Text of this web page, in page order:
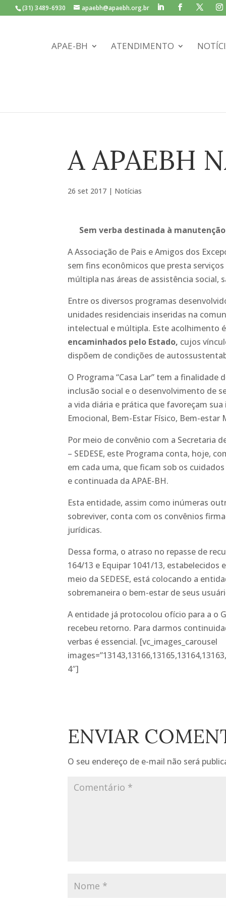
(31) 3489-6930 apaebh@apaebh.org.br
APAE-BH ATENDIMENTO
A APAEBH
26 set 2017 | Notícias
Sem verba destinada à
A Associação de Pais e Amigos dos
sem fins econômicos que presta
múltipla nas áreas de assistência social,
Entre os diversos programas
unidades residenciais inseridas na
intelectual e múltipla. Este acolhimento
encaminhados pelo Estado, cujos
dispõem de condições de
O Programa “Casa Lar” tem a
inclusão social e o desenvolvimento de
a vida diária e prática que favoreçam
Emocional, Bem-Estar Físico, Bem-estar
Por meio de convênio com a Secretaria
– SEDESE, este Programa conta, hoje,
em cada uma, que ficam sob os
e continuada da APAE-BH.
Esta entidade, assim como inúmeras
sobreviver, conta com os convênios
jurídicas.
Dessa forma, o atraso no repasse de
164/13 e Equipar 1041/13, estabelecidos
meio da SEDESE, está colocando a
sobremaneira o bem-estar de seus
A entidade já protocolou ofício para a o
recebeu retorno. Para darmos
verbas é essencial. [vc_images_carousel
4″]
ENVIAR
O seu endereço de e-mail não será